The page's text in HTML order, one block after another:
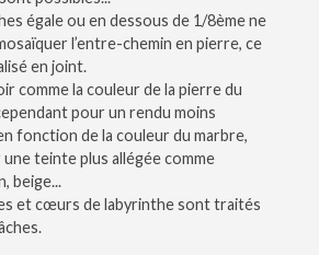
égale ou en dessous de 1/8ème ne
l’entre-chemin en pierre, ce
en joint.
comme la couleur de la pierre du
pour un rendu moins
fonction de la couleur du marbre,
teinte plus allégée comme
beige...
et cœurs de labyrinthe sont traités